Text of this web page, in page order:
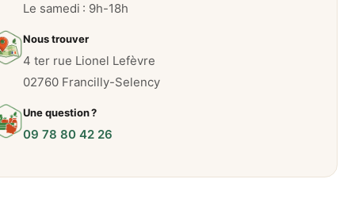
Le samedi : 9h-18h
Nous trouver
4 ter rue Lionel Lefèvre
02760 Francilly-Selency
Une question ?
09 78 80 42 26